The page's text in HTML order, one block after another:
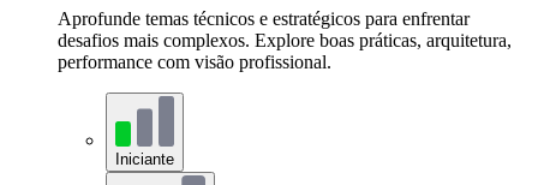
Aprofunde temas técnicos e estratégicos para enfrentar
desafios mais complexos. Explore boas práticas, arquitetura,
performance com visão profissional.
Iniciante